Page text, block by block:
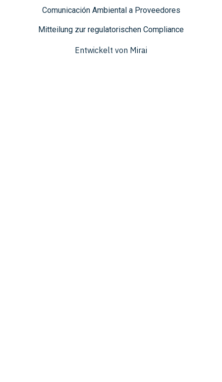
Comunicación Ambiental a Proveedores
Mitteilung zur regulatorischen Compliance
Entwickelt von Mirai